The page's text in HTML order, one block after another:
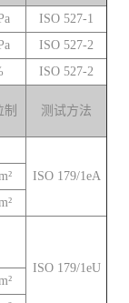
ISO 527-1
ISO 527-2
ISO 527-2
制 测试方法
ISO 179/1eA
ISO 179/1eU